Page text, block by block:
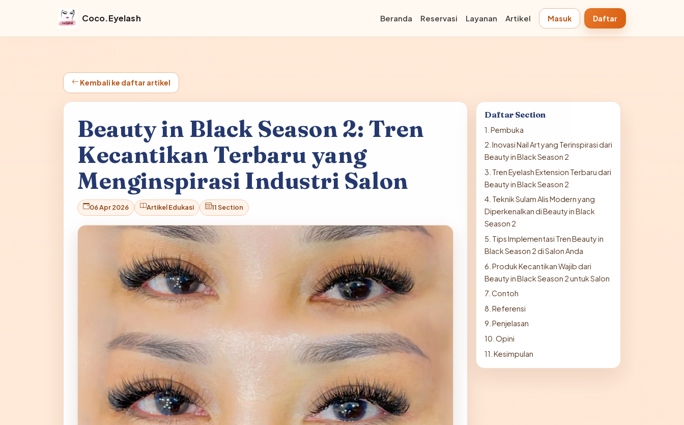
Coco.Eyelash Beranda Reservasi Layanan Artikel Masuk Daftar
Kembali ke daftar artikel
Beauty in Black Season 2: Tren
Kecantikan Terbaru yang
Menginspirasi Industri Salon
06 Apr 2026 Artikel Edukasi 11 Section
Daftar Section
1. Pembuka
2. Inovasi Nail Art yang Terinspirasi dari
Beauty in Black Season 2
3. Tren Eyelash Extension Terbaru dari
Beauty in Black Season 2
4. Teknik Sulam Alis Modern yang
Diperkenalkan di Beauty in Black
Season 2
5. Tips Implementasi Tren Beauty in
Black Season 2 di Salon Anda
6. Produk Kecantikan Wajib dari
Beauty in Black Season 2 untuk Salon
7. Contoh
8. Referensi
9. Penjelasan
10. Opini
11. Kesimpulan